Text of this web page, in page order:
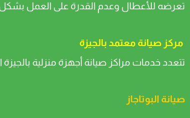
تعرضه للأعطال وعدم القدرة على العمل
مركز صيانة معتمد بالجيزة
تتعدد خدمات مراكز صيانة أجهزة منزلية
صيانة البوتاجاز